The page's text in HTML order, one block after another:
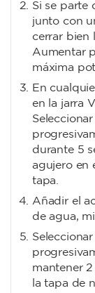
Si se parte
junto con
cerrar bien
Aumentar
máxima
En
en la jarra
durante 5
agujero en
tapa.
Añadir el
de agua,
mantener
la tapa de